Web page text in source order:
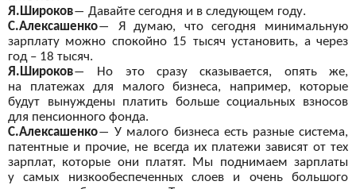
Я.Широков― Давайте сегодня и в следующем году.
С.Алексашенко― Я
думаю, что сегодня минимальную
зарплату можно спокойно 15 тысяч установить, а через
год – 18 тысяч.
Я.Широков― Но
это сразу сказывается, опять же,
на
платежах для малого бизнеса, например, которые
будут вынуждены платить больше социальных взносов
для пенсионного фонда.
С.Алексашенко― У малого бизнеса есть разные система,
патентные и прочие, не всегда их платежи зависят от тех
зарплат, которые они платят. Мы
поднимаем зарплаты
у
самых низкообеспеченных слоев и
очень большого